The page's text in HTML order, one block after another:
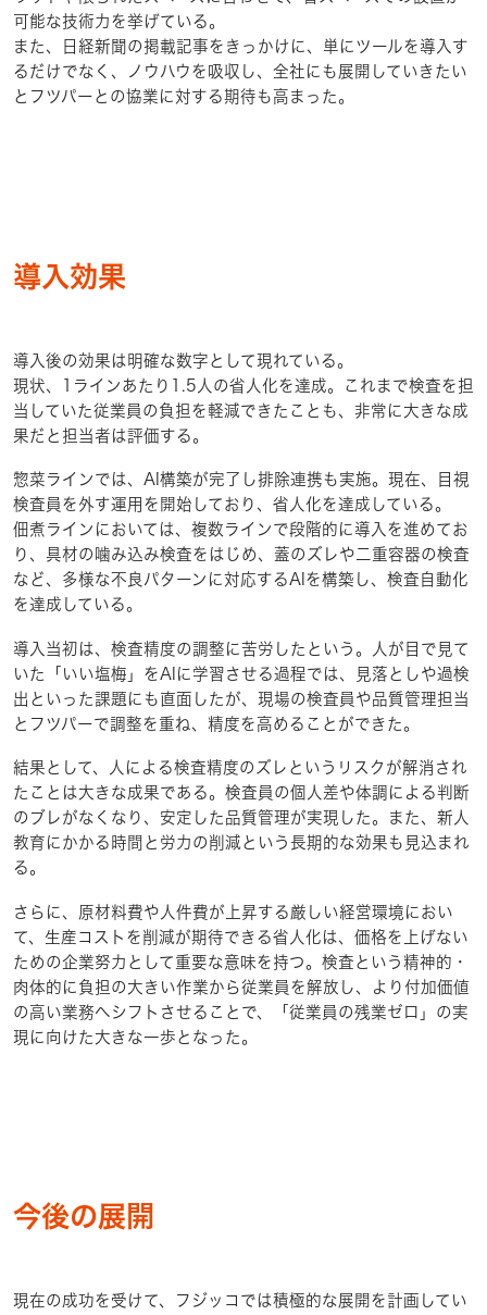
可能な技術力を挙げている。
また、日経新聞の掲載記事をきっかけに、単にツールを導入す
るだけでなく、ノウハウを吸収し、全社にも展開していきたい
とフツパーとの協業に対する期待も高まった。
導入効果
導入後の効果は明確な数字として現れている。
現状、1ラインあたり1.5人の省人化を達成。これまで検査を担
当していた従業員の負担を軽減できたことも、非常に大きな成
果だと担当者は評価する。
惣菜ラインでは、AI構築が完了し排除連携も実施。現在、目視
検査員を外す運用を開始しており、省人化を達成している。
佃煮ラインにおいては、複数ラインで段階的に導入を進めてお
り、具材の噛み込み検査をはじめ、蓋のズレや二重容器の検査
など、多様な不良パターンに対応するAIを構築し、検査自動化
を達成している。
導入当初は、検査精度の調整に苦労したという。人が目で見て
いた「いい塩梅」をAIに学習させる過程では、見落としや過検
出といった課題にも直面したが、現場の検査員や品質管理担当
とフツパーで調整を重ね、精度を高めることができた。
結果として、人による検査精度のズレというリスクが解消され
たことは大きな成果である。検査員の個人差や体調による判断
のブレがなくなり、安定した品質管理が実現した。また、新人
教育にかかる時間と労力の削減という長期的な効果も見込まれ
る。
さらに、原材料費や人件費が上昇する厳しい経営環境におい
て、生産コストを削減が期待できる省人化は、価格を上げない
ための企業努力として重要な意味を持つ。検査という精神的・
肉体的に負担の大きい作業から従業員を解放し、より付加価値
の高い業務へシフトさせることで、「従業員の残業ゼロ」の実
現に向けた大きな一歩となった。
今後の展開
現在の成功を受けて、フジッコでは積極的な展開を計画してい